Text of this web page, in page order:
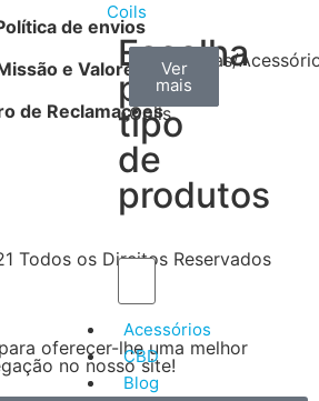
Coils
Escolha
por
tipo
de
produtos
Arame
Coils
Ver
mais
Algodão
Ver
mais
Ferramentas/
Ver
mais
Acessórios
CBD
Blog
de envios
e Valores
de Reclamações
Todos os Direitos Reservados
oferecer-lhe uma melhor
no nosso site!